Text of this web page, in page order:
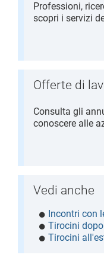
Professioni,
scopri i servizi
Offerte di
Consulta gli
conoscere alle
Vedi anche
Incontri con
Tirocini
Tirocini